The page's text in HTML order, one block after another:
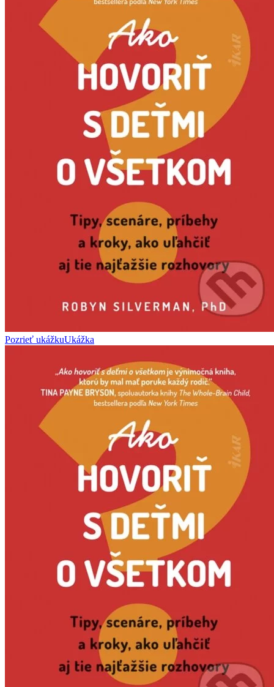
Pozrieť ukážkuUkážka